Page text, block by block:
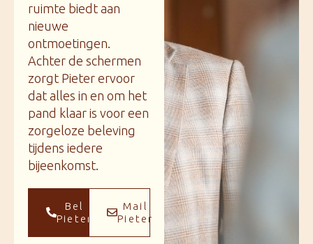
ruimte biedt aan
nieuwe
ontmoetingen.
Achter de schermen
zorgt Pieter ervoor
dat alles in en om het
pand klaar is voor een
zorgeloze beleving
tijdens iedere
bijeenkomst.
Bel
Pieter
Mail
Pieter